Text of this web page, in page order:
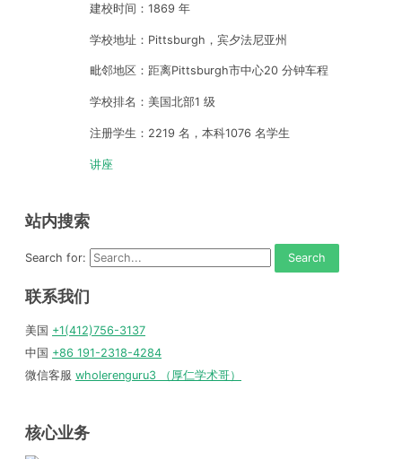
建校时间：1869 年
学校地址：Pittsburgh，宾夕法尼亚州
毗邻地区：距离Pittsburgh市中心20 分钟车程
学校排名：美国北部1 级
注册学生：2219 名，本科1076 名学生
讲座
站内搜索
Search for:
联系我们
美国 +1(412)756-3137
中国 +86 191-2318-4284
微信客服 wholerenguru3 （厚仁学术哥）
核心业务